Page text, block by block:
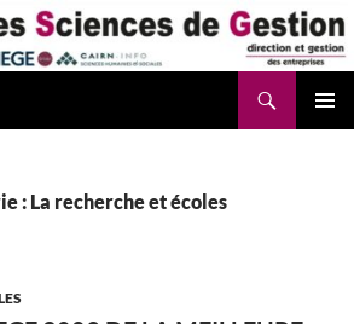
: La recherche et écoles